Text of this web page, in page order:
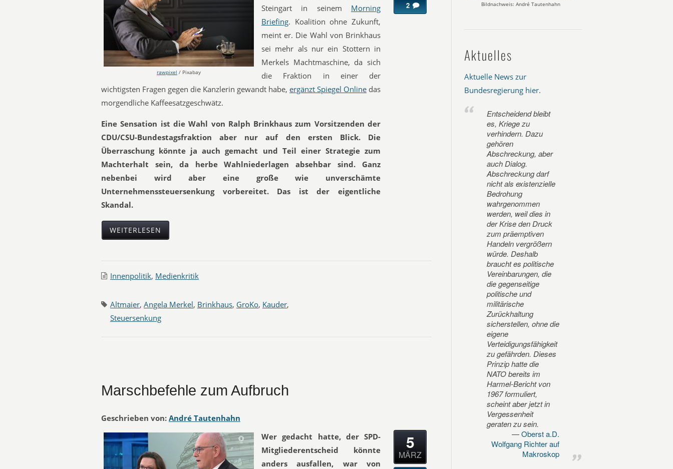
rawpixel / Pixabay
Steingart in seinem Morning
Briefing. Koalition ohne Zukunft,
meint er. Die Wahl von Brinkhaus
sei mehr als nur ein Stottern in
Merkels Machtmaschine, da sich
die Fraktion in einer der
wichtigsten Fragen gegen die Kanzlerin gewandt habe, ergänzt Spiegel Online das
morgendliche Kaffeesatzgeschwätz.
Eine Sensation ist die Wahl von Ralph Brinkhaus zum Vorsitzenden der
CDU/CSU-Bundestagsfraktion aber nur auf den ersten Blick. Die
Überraschung könnte ja auch gemacht und Teil einer Strategie zum
Machterhalt sein, da herbe Wahlniederlagen absehbar sind. Ganz
nebenbei wird aber eine große wie unverschämte
Unternehmenssteuersenkung vorbereitet. Das ist der eigentliche
Skandal.
WEITERLESEN
2
Innenpolitik, Medienkritik
Altmaier, Angela Merkel, Brinkhaus, GroKo, Kauder,
Steuersenkung
Marschbefehle zum Aufbruch
Geschrieben von: André Tautenhahn
Wer gedacht hatte, der SPD-
Mitgliederentscheid könnte
anders ausfallen, war von
5
MÄRZ
Bildnachweis: André Tautenhahn
Aktuelles
Aktuelle News zur
Bundesregierung hier.
Entscheidend bleibt
es, Kriege zu
verhindern. Dazu
gehören
Abschreckung, aber
auch Dialog.
Abschreckung darf
nicht als existenzielle
Bedrohung
wahrgenommen
werden, weil dies in
der Krise den Druck
zum präemptiven
Handeln vergrößern
würde. Deshalb
braucht es politische
Vereinbarungen, die
die gegenseitige
politische und
militärische
Zurückhaltung
sicherstellen, ohne die
eigene
Verteidigungsfähigkeit
zu gefährden. Dieses
Prinzip hatte die
NATO bereits im
Harmel-Bericht von
1967 formuliert,
scheint aber jetzt in
Vergessenheit
geraten zu sein.
Oberst a.D.
Wolfgang Richter auf
Makroskop